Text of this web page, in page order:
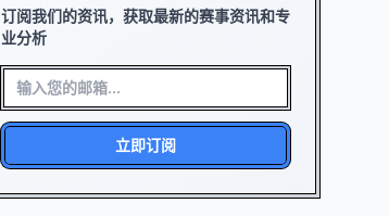
订阅我们的资讯，获取最新的赛事资讯和专
业分析
立即订阅